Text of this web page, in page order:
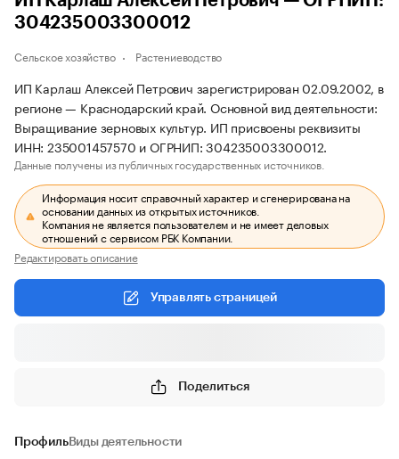
304235003300012
Сельское хозяйство Растениеводство
ИП Карлаш Алексей Петрович зарегистрирован 02.09.2002, в
регионе — Краснодарский край. Основной вид деятельности:
Выращивание зерновых культур. ИП присвоены реквизиты
ИНН: 235001457570 и ОГРНИП: 304235003300012.
Данные получены из публичных государственных источников.
Информация носит справочный характер и сгенерирована на
основании данных из открытых источников.
Компания не является пользователем и не имеет деловых
отношений с сервисом РБК Компании.
Редактировать описание
Управлять страницей
Поделиться
ПрофильВиды деятельности